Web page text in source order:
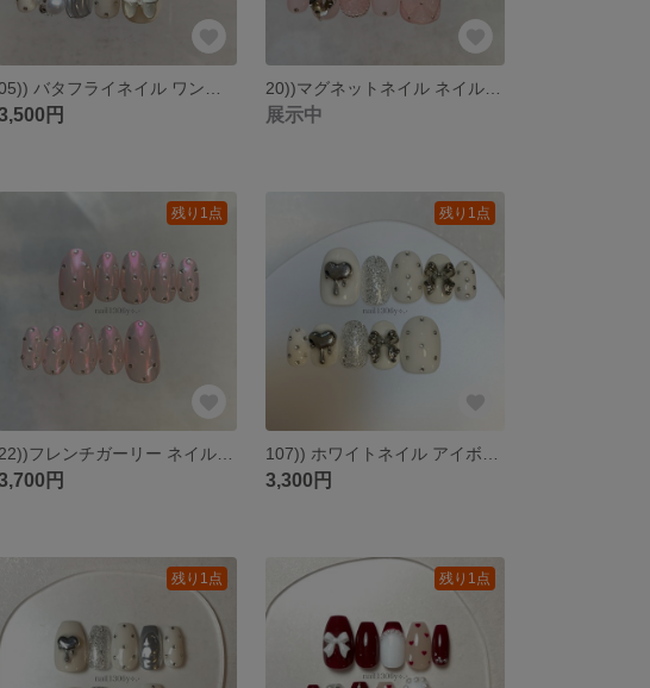
円 展示中
残り1点
円
残り1点
3,300円
残り1点 残り1点